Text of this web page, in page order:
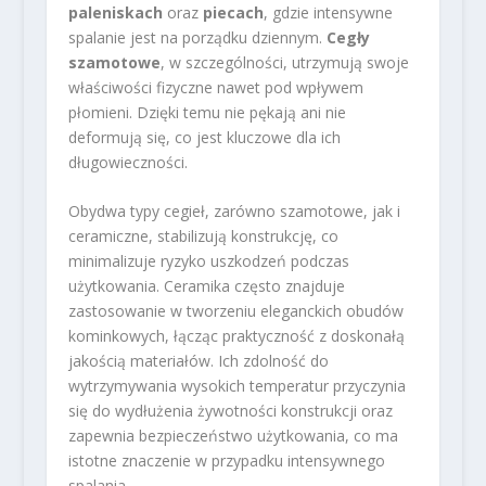
paleniskach oraz piecach, gdzie intensywne
spalanie jest na porządku dziennym. Cegły
szamotowe, w szczególności, utrzymują swoje
właściwości fizyczne nawet pod wpływem
płomieni. Dzięki temu nie pękają ani nie
deformują się, co jest kluczowe dla ich
długowieczności.
Obydwa typy cegieł, zarówno szamotowe, jak i
ceramiczne, stabilizują konstrukcję, co
minimalizuje ryzyko uszkodzeń podczas
użytkowania. Ceramika często znajduje
zastosowanie w tworzeniu eleganckich obudów
kominkowych, łącząc praktyczność z doskonałą
jakością materiałów. Ich zdolność do
wytrzymywania wysokich temperatur przyczynia
się do wydłużenia żywotności konstrukcji oraz
zapewnia bezpieczeństwo użytkowania, co ma
istotne znaczenie w przypadku intensywnego